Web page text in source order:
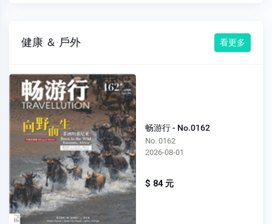
健康 ＆ 戶外 看更多
畅游行 - No.0162
No. 0162
2026-08-01
$ 84 元